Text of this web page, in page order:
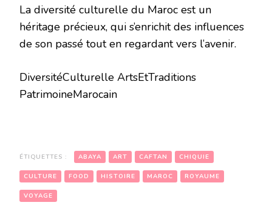
La diversité culturelle du Maroc est un
héritage précieux, qui s’enrichit des influences
de son passé tout en regardant vers l’avenir.
DiversitéCulturelle ArtsEtTraditions
PatrimoineMarocain
ÉTIQUETTES : ABAYA ART CAFTAN CHIQUIE
CULTURE FOOD HISTOIRE MAROC ROYAUME
VOYAGE